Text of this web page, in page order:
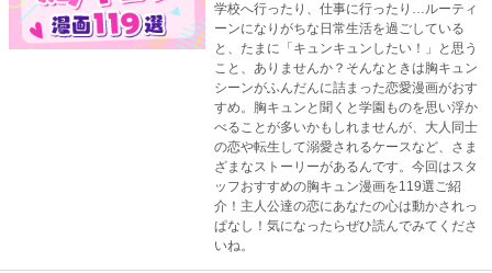
学校へ行ったり、仕事に行ったり…ルーティ
ーンになりがちな日常生活を過ごしている
と、たまに「キュンキュンしたい！」と思う
こと、ありませんか？そんなときは胸キュン
シーンがふんだんに詰まった恋愛漫画がおす
すめ。胸キュンと聞くと学園ものを思い浮か
べることが多いかもしれませんが、大人同士
の恋や転生して溺愛されるケースなど、さま
ざまなストーリーがあるんです。今回はスタ
ッフおすすめの胸キュン漫画を119選ご紹
介！主人公達の恋にあなたの心は動かされっ
ぱなし！気になったらぜひ読んでみてくださ
いね。